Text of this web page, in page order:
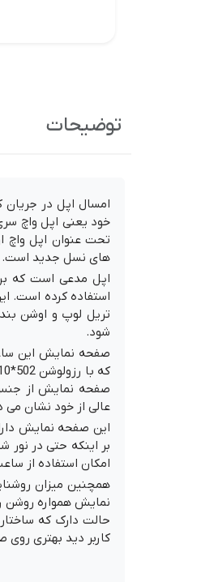
توضیحات
های نسل جدید است.
تریل لوپ و اوشن
شود.
صفحه نمایش از
عالی از خود نشان می
بر اینکه حتی در
امکان استفاده از
نمایش همواره روشن
حالت دارک که
کاربر دید بهتری